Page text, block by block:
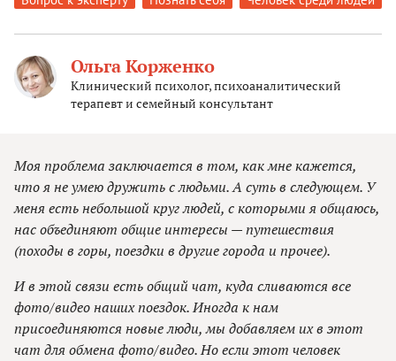
Ольга Корженко
Клинический психолог, психоаналитический
терапевт и семейный консультант
Моя проблема заключается в том, как мне кажется,
что я не умею дружить с людьми. А суть в следующем. У
меня есть небольшой круг людей, с которыми я общаюсь,
нас объединяют общие интересы — путешествия
(походы в горы, поездки в другие города и прочее).
И в этой связи есть общий чат, куда сливаются все
фото/видео наших поездок. Иногда к нам
присоединяются новые люди, мы добавляем их в этот
чат для обмена фото/видео. Но если этот человек